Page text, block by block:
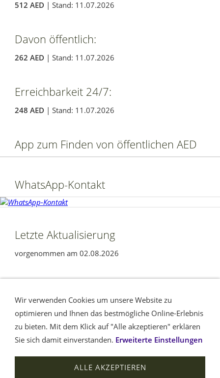
512 AED | Stand: 11.07.2026
Davon öffentlich:
262 AED | Stand: 11.07.2026
Erreichbarkeit 24/7:
248 AED | Stand: 11.07.2026
App zum Finden von öffentlichen AED
WhatsApp-Kontakt
Letzte Aktualisierung
vorgenommen am 02.08.2026
Ihre Nachricht
Seitenübersicht
Datenschutzerklärung nach DSGVO
Impressum /
Haftungsausschluss
Cookies
Am Rande
Barrierefreiheit
Leben retten im Kreis Euskirchen © Dieter Kabatnik, 2011 -
Wir verwenden Cookies um unsere Website zu
optimieren und Ihnen das bestmögliche Online-Erlebnis
zu bieten. Mit dem Klick auf "Alle akzeptieren" erklären
Sie sich damit einverstanden. Erweiterte Einstellungen
ALLE AKZEPTIEREN